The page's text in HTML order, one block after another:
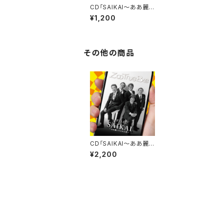
CD「SAIKAI〜ああ麗し
のみかん色」 発売記
念ポスターB
¥1,200
その他の商品
CD「SAIKAI〜ああ麗し
のみかん色〜」
¥2,200